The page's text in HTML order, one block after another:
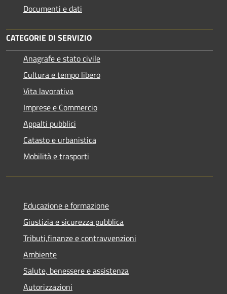
Documenti e dati
CATEGORIE DI SERVIZIO
Anagrafe e stato civile
Cultura e tempo libero
Vita lavorativa
Imprese e Commercio
Appalti pubblici
Catasto e urbanistica
Mobilità e trasporti
Educazione e formazione
Giustizia e sicurezza pubblica
Tributi,finanze e contravvenzioni
Ambiente
Salute, benessere e assistenza
Autorizzazioni